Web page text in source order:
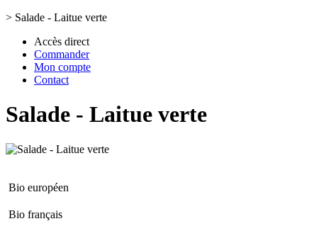
> Salade - Laitue verte
Accès direct
Commander
Mon compte
Contact
Salade - Laitue verte
Bio européen
Bio français